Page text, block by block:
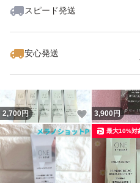
スピード発送
安心発送
2,700円 いいね！
3,900円
最大10%対